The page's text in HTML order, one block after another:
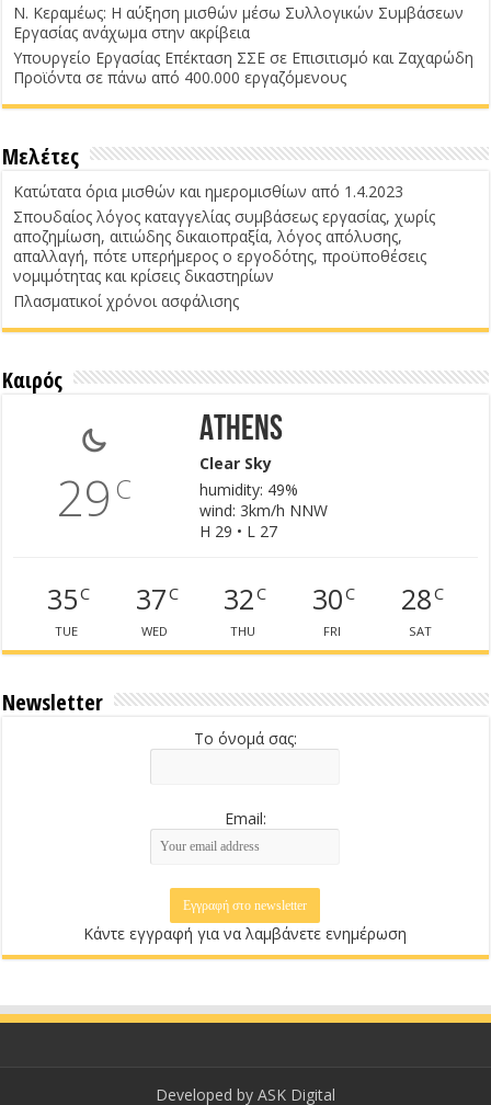
Ν. Κεραμέως: Η αύξηση μισθών μέσω Συλλογικών Συμβάσεων
Εργασίας ανάχωμα στην ακρίβεια
Υπουργείο Εργασίας Επέκταση ΣΣΕ σε Επισιτισμό και Ζαχαρώδη
Προϊόντα σε πάνω από 400.000 εργαζόμενους
Μελέτες
Κατώτατα όρια μισθών και ημερομισθίων από 1.4.2023
Σπουδαίος λόγος καταγγελίας συμβάσεως εργασίας, χωρίς
αποζημίωση, αιτιώδης δικαιοπραξία, λόγος απόλυσης,
απαλλαγή, πότε υπερήμερος ο εργοδότης, προϋποθέσεις
νομιμότητας και κρίσεις δικαστηρίων
Πλασματικοί χρόνοι ασφάλισης
Καιρός
29 C
Athens
Clear Sky
humidity: 49%
wind: 3km/h NNW
H 29 • L 27
35C
TUE
37C
WED
32C
THU
30C
FRI
28C
SAT
Newsletter
Το όνομά σας:
Email:
Κάντε εγγραφή για να λαμβάνετε ενημέρωση
Developed by ASK Digital